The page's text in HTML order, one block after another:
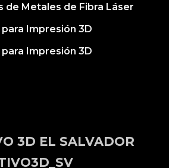
de Metales de Fibra Láser
Impresión 3D
para Impresión 3D
3D EL SALVADOR